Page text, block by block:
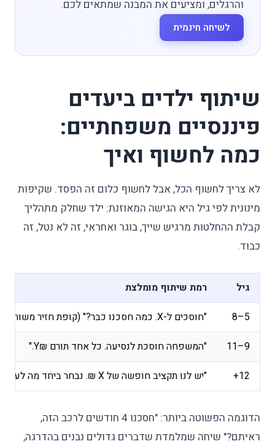
והרגלים, ומציעים את המבנה שמתאים לכם.
לשיחה חינמית
שיתוף ילדים ביעדים
פיננסיים משפחתיים:
כמה לחשוף ואיך
לא צריך לחשוף הכל, אבל לחשוף כלום זה הפסד. שקיפות
מינונית לפי גיל היא הגישה המאוזנת: ילד שחלק מתהליך
קבלת ההחלטות מרגיש שייך, בוגר ואחראי, זה לא נטל, זה
כבוד.
גיל רמת שיתוף מומלצת
5–8 "חוסכים ל-X. כמה חסכנו כבר?" (קופת חזיר משותפת לדוגמה)
9–11 "המשפחה חוסכת לנסיעה. כל אחד תורם ₪Y."
12+ "יש לנו תקציב חופשה של X ₪. נבחר ביחד מה לעשות?"
הדוגמה הפשוטה ביותר: "חסכנו 4 חודשים לרכב הזה,
ראיתם?" שיחה שמלמדת שדברים גדולים נבנים בהדרגה,